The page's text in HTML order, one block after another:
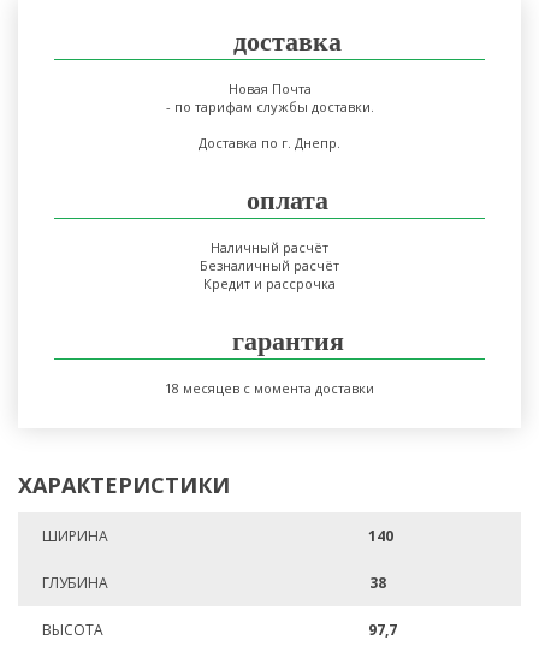
доставка
Новая Почта
- по тарифам службы доставки.
Доставка по г. Днепр.
оплата
Наличный расчёт
Безналичный расчёт
Кредит и рассрочка
гарантия
18 месяцев с момента доставки
ХАРАКТЕРИСТИКИ
ШИРИНА 140
ГЛУБИНА 38
ВЫСОТА 97,7